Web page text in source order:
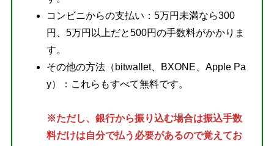
コンビニからの支払い：5万円未満なら300
円、5万円以上だと500円の手数料がかかりま
す。
その他の方法（bitwallet、BXONE、Apple Pa
y）：これらもすべて無料です。
※ただし、銀行から振り込む場合は振込手数
料だけは自分で払う必要があるので覚えてお